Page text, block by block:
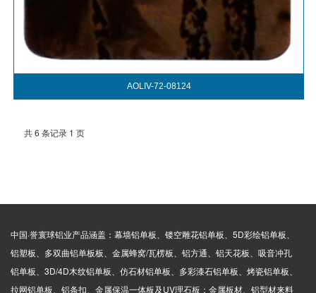
AOLIV-72-08124
共 6 条记录 1 页
中国·誉寰球铝业产品涵盖：幕墙铝单板、镂空雕花铝单板、5D彩绘铝单板、
铝塑板、多双曲铝单板板、金属蜂窝/瓦楞板、铝方通、铝天花板、吸音冲孔
铝单板、3D/4D木纹铝单板、仿石材铝单板、多彩漆石铝单板、烤瓷铝单板、
拉网铝单板、铝条扣、金属保温一体板及UV理石板；金属板材、铝型材来料